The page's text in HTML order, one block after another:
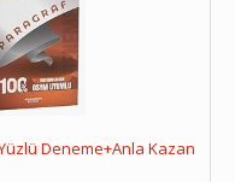
Deneme+Anla Kazan